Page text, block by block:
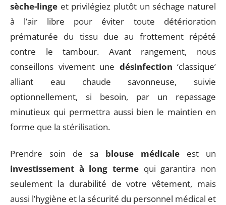
sèche-linge et privilégiez plutôt un séchage naturel
à l’air libre pour éviter toute détérioration
prématurée du tissu due au frottement répété
contre le tambour. Avant rangement, nous
conseillons vivement une désinfection ‘classique’
alliant eau chaude savonneuse, suivie
optionnellement, si besoin, par un repassage
minutieux qui permettra aussi bien le maintien en
forme que la stérilisation.
Prendre soin de sa blouse médicale est un
investissement à long terme qui garantira non
seulement la durabilité de votre vêtement, mais
aussi l’hygiène et la sécurité du personnel médical et